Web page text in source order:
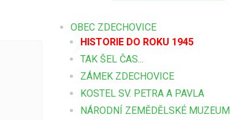
OBEC ZDECHOVICE
HISTORIE DO ROKU 1945
TAK ŠEL ČAS...
ZÁMEK ZDECHOVICE
KOSTEL SV. PETRA A PAVLA
NÁRODNÍ ZEMĚDĚLSKÉ MUZEUM